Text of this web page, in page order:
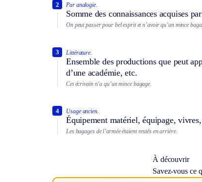
Par analogie.
Somme des connaissances acquises
2
On peut passer pour bel esprit et n’avoir qu’un mince
Littérature.
Ensemble des productions que peut
d’une académie, etc.
3
Cet écrivain n’a qu’un mince bagage.
Usage ancien.
Équipement matériel, équipage,
4
Les bagages de l’armée étaient restés en arrière.
À découvrir
Savez-vous ce